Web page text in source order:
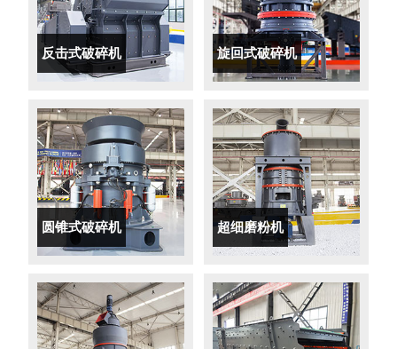
反击式破碎机 旋回式破碎机
圆锥式破碎机 超细磨粉机